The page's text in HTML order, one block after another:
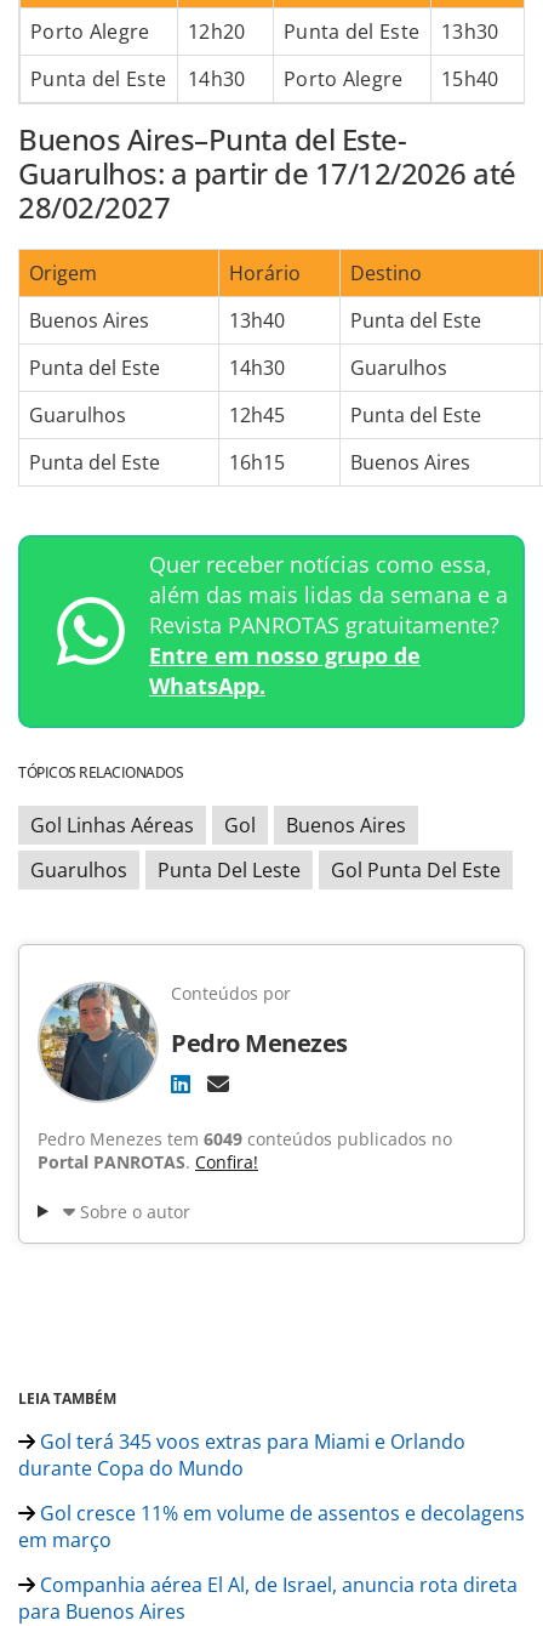
Porto Alegre 12h20 Punta del Este 13h30
Punta del Este
14h30 Porto Alegre 15h40
Buenos Aires–Punta del Este-
Guarulhos: a partir de 17/12/2026 até
28/02/2027
Origem Horário
Destino
Buenos Aires
13h40
Punta del Este
Punta del Este
14h30
Guarulhos
Guarulhos
12h45
Punta del Este
Punta del Este
16h15 Buenos Aires
Quer receber notícias como essa,
além das mais lidas da semana e a
Revista PANROTAS gratuitamente?
Entre em nosso grupo de
WhatsApp.
TÓPICOS RELACIONADOS
Gol Linhas Aéreas Gol
Buenos Aires
Guarulhos
Punta Del Leste Gol Punta Del Este
Conteúdos por
Pedro Menezes
Pedro Menezes tem 6049 conteúdos publicados no
Portal PANROTAS. Confira!
Sobre o autor
LEIA TAMBÉM
Gol terá 345 voos extras para Miami e Orlando
durante Copa do Mundo
Gol cresce 11% em volume de assentos e decolagens
em março
Companhia aérea El Al, de Israel, anuncia rota direta
para Buenos Aires